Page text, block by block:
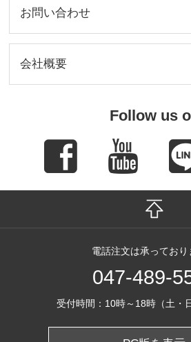
お問い合わせ
会社概要
Follow us
電話注文は承っており
047-489-
受付時間：10時～18時（土・